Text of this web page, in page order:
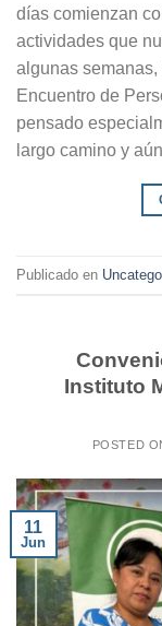
días comienzan
actividades que
algunas
Encuentro de
pensado
largo camino y
Publicado en
Instituto
POSTED
11
Jun